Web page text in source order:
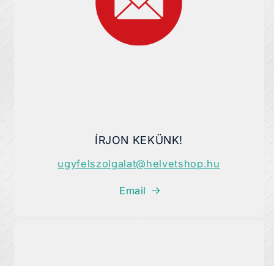
ÍRJON KEKÜNK!
ugyfelszolgalat@helvetshop.hu
Email